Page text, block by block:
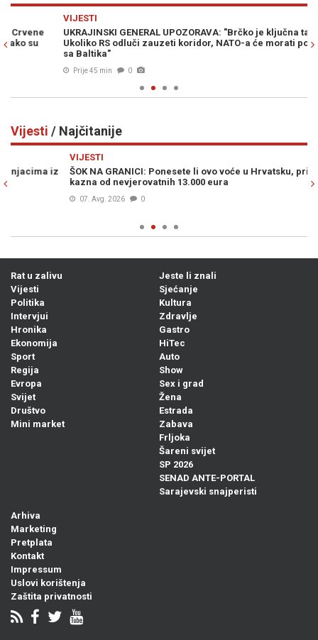
UKRAJINSKI GENERAL UPOZORAVA: "Brčko je ključna tačka.
Ukoliko RS odluči zauzeti koridor, NATO-a će morati povući snage
0
Vijesti / Najčitanije
ŠOK NA GRANICI: Ponesete li ovo voće u Hrvatsku, prijeti vam
kazna od nevjerovatnih 13.000 eura
0
Rat u zalivu
Vijesti
Politika
Intervjui
Hronika
Ekonomija
Sport
Regija
Evropa
Svijet
Društvo
Mini market
Jeste li znali
Sjećanje
Kultura
Zdravlje
Gastro
HiTec
Auto
Show
Sex i grad
Žena
Estrada
Zabava
Frljoka
Šareni svijet
SP 2026
SENAD ANTE-PORTAL
Sarajevski snajperisti
Arhiva
Marketing
Pretplata
Kontakt
Impressum
Uslovi korištenja
Zaštita privatnosti